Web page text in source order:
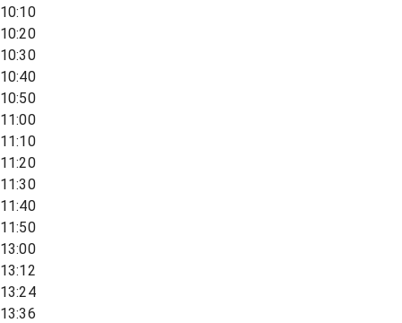
10:10
10:20
10:30
10:40
10:50
11:00
11:10
11:20
11:30
11:40
11:50
13:00
13:12
13:24
13:36